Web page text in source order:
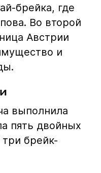
брейка, где
Во второй
Австрии
и
выполнила
пять двойных
брейк-